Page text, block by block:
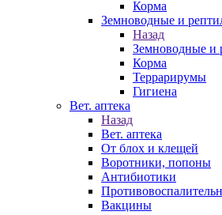
Корма
Земноводные и
Назад
Земноводные и
Корма
Террарирумы
Гигиена
Вет. аптека
Назад
Вет. аптека
От блох и клещей
Воротники, попоны
Антибиотики
Вакцины